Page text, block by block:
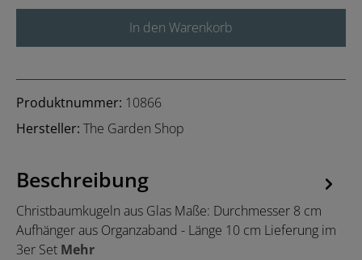
In den Warenkorb
Produktnummer: 10866
Hersteller: The Garden Shop
Beschreibung
Christbaumkugeln aus Glas Maße: Durchmesser 8 cm
Aufhänger aus Organzaband - Länge 10 cm Lieferung im
3er Set Mehr